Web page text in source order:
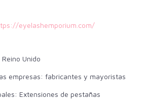
eyelashemporium.com/
Unido
empresas: fabricantes y mayoristas
Extensiones de pestañas